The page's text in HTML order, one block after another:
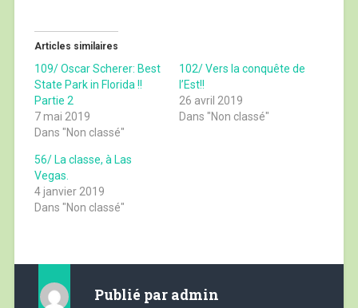
Articles similaires
109/ Oscar Scherer: Best
State Park in Florida !!
Partie 2
7 mai 2019
Dans "Non classé"
102/ Vers la conquête de
l’Est!!
26 avril 2019
Dans "Non classé"
56/ La classe, à Las
Vegas.
4 janvier 2019
Dans "Non classé"
Publié par admin